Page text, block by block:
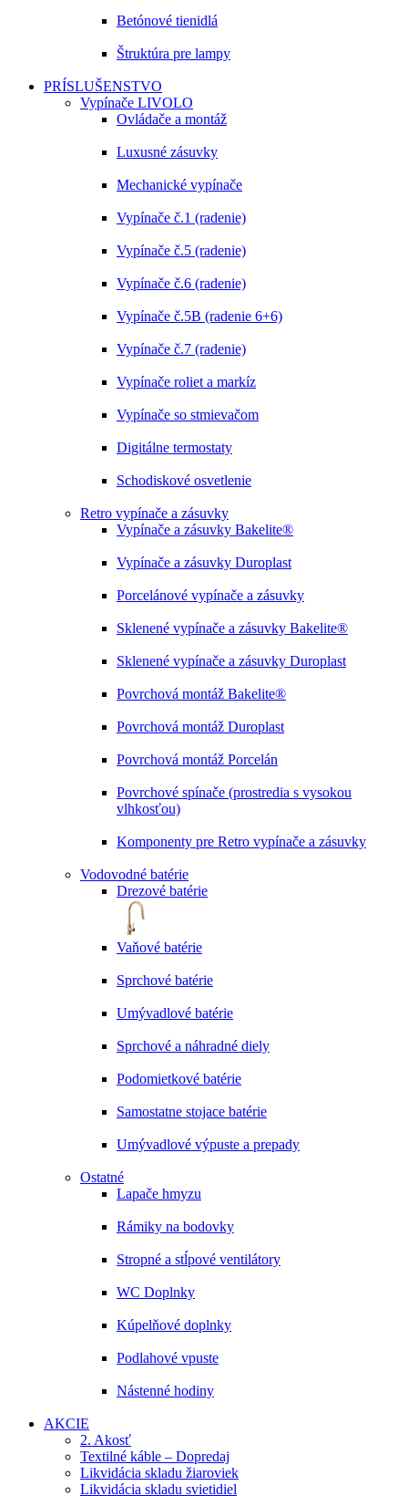
Betónové tienidlá
Štruktúra pre lampy
PRÍSLUŠENSTVO
Vypínače LIVOLO
Ovládače a montáž
Luxusné zásuvky
Mechanické vypínače
Vypínače č.1 (radenie)
Vypínače č.5 (radenie)
Vypínače č.6 (radenie)
Vypínače č.5B (radenie 6+6)
Vypínače č.7 (radenie)
Vypínače roliet a markíz
Vypínače so stmievačom
Digitálne termostaty
Schodiskové osvetlenie
Retro vypínače a zásuvky
Vypínače a zásuvky Bakelite®
Vypínače a zásuvky Duroplast
Porcelánové vypínače a zásuvky
Sklenené vypínače a zásuvky Bakelite®
Sklenené vypínače a zásuvky Duroplast
Povrchová montáž Bakelite®
Povrchová montáž Duroplast
Povrchová montáž Porcelán
Povrchové spínače (prostredia s vysokou
vlhkosťou)
Komponenty pre Retro vypínače a zásuvky
Vodovodné batérie
Drezové batérie
Vaňové batérie
Sprchové batérie
Umývadlové batérie
Sprchové a náhradné diely
Podomietkové batérie
Samostatne stojace batérie
Umývadlové výpuste a prepady
Ostatné
Lapače hmyzu
Rámiky na bodovky
Stropné a stĺpové ventilátory
WC Doplnky
Kúpelňové doplnky
Podlahové vpuste
Nástenné hodiny
AKCIE
2. Akosť
Textilné káble – Dopredaj
Likvidácia skladu žiaroviek
Likvidácia skladu svietidiel